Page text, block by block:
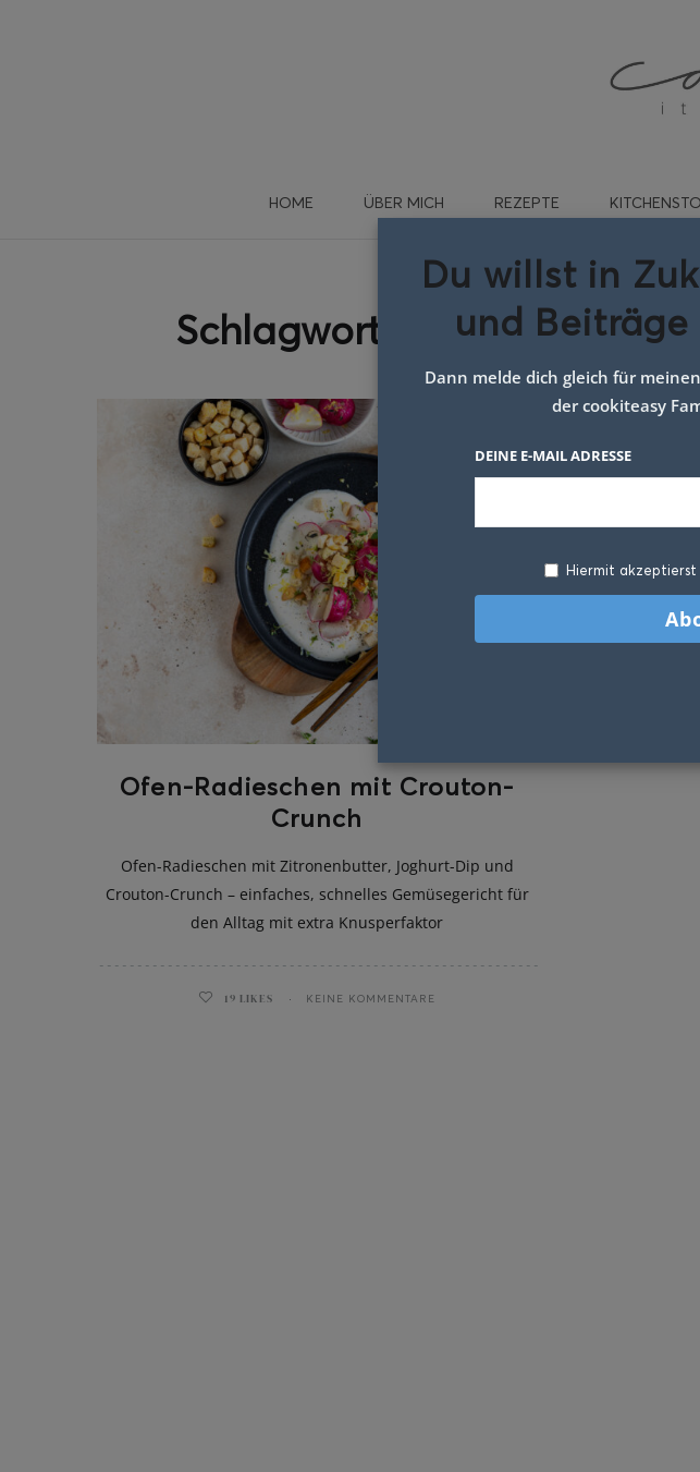
HOME ÜBER MICH REZEPTE
Schlagwort: vegetarisches
Ofen-Radieschen mit Crouton-
Crunch
Ofen-Radieschen mit Zitronenbutter, Joghurt-Dip und
Crouton-Crunch – einfaches, schnelles Gemüsegericht für
den Alltag mit extra Knusperfaktor
19 LIKES KEINE KOMMENTARE
Du willst in
und Beiträge
Dann melde dich gleich für
der cookiteasy
DEINE E-MAIL ADRESSE
Hiermit akzeptierst